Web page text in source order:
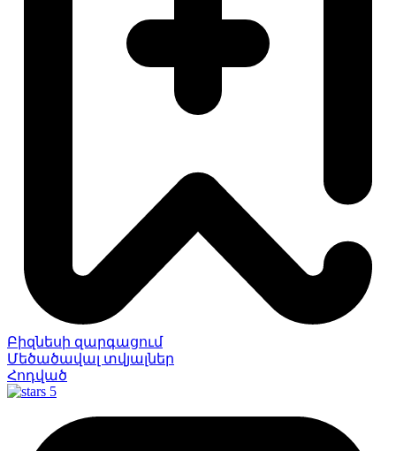
Բիզնեսի զարգացում
Մեծածավալ տվյալներ
Հոդված
5